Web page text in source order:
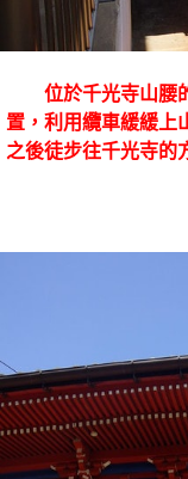
位於千光寺山腰
置，利用纜車緩緩上
之後徒步往千光寺的